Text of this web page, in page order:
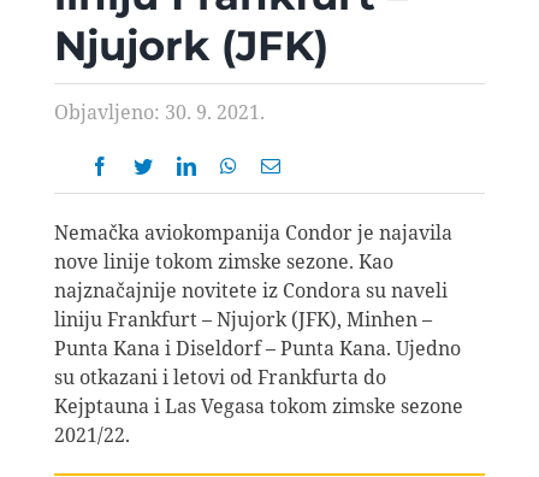
AVIOPEDIA
SPECIJAL
FOTO PRIČA
TEMA
AGENT
Search
for:
Njujork (JFK)
Objavljeno: 30. 9. 2021.
Nemačka aviokompanija Condor je najavila
nove linije tokom zimske sezone. Kao
najznačajnije novitete iz Condora su naveli
liniju Frankfurt – Njujork (JFK), Minhen –
Punta Kana i Diseldorf – Punta Kana. Ujedno
su otkazani i letovi od Frankfurta do
Kejptauna i Las Vegasa tokom zimske sezone
2021/22.